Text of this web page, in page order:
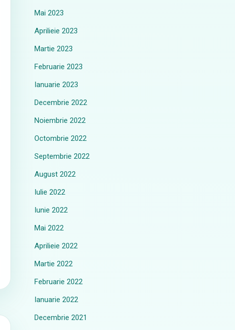
Mai 2023
Aprilieie 2023
Martie 2023
Februarie 2023
Ianuarie 2023
Decembrie 2022
Noiembrie 2022
Octombrie 2022
Septembrie 2022
August 2022
Iulie 2022
Iunie 2022
Mai 2022
Aprilieie 2022
Martie 2022
Februarie 2022
Ianuarie 2022
Decembrie 2021